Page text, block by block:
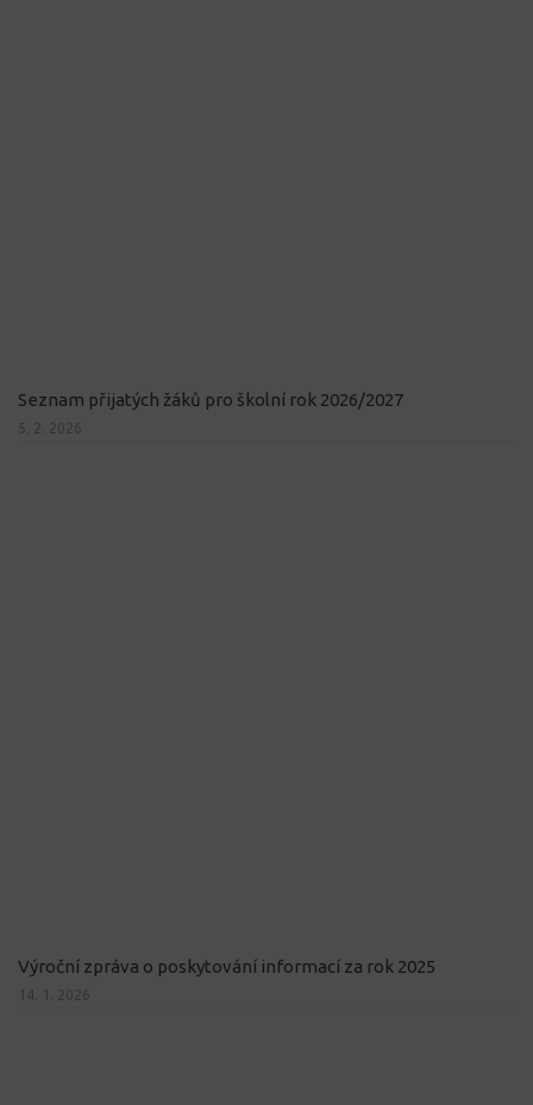
Seznam přijatých žáků pro školní rok 2026/2027
5. 2. 2026
Výroční zpráva o poskytování informací za rok 2025
14. 1. 2026